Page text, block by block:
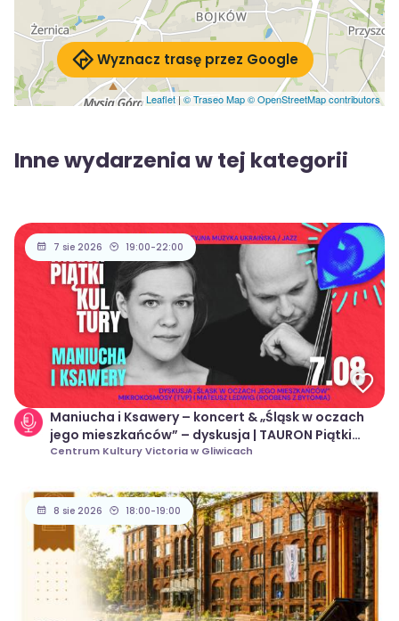
Leaflet |© Traseo Map© OpenStreetMap contributors
Wyznacz trasę przez Google
Inne wydarzenia w tej kategorii
7 sie 2026 19:00-22:00
Maniucha i Ksawery – koncert & „Śląsk w oczach
jego mieszkańców” – dyskusja | TAURON Piątki
Kultury
Centrum Kultury Victoria w Gliwicach
8 sie 2026 18:00-19:00